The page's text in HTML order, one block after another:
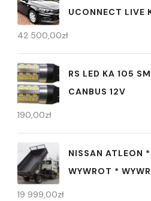
UCONNECT LIVE
42 500,00zł
RS LED KA 105
CANBUS 12V
190,00zł
NISSAN ATLEON
WYWROT *
19 999,00zł